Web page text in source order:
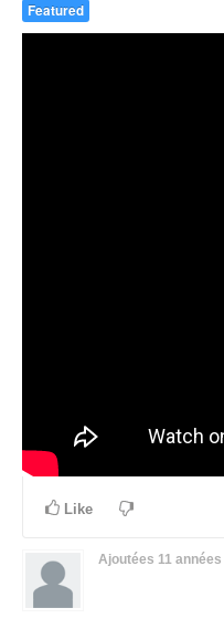
Featured
Like
Ajoutées 11 années